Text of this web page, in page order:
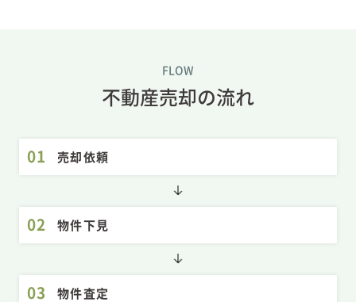
FLOW
不動産売却の流れ
01 売却依頼
02 物件下見
03 物件査定